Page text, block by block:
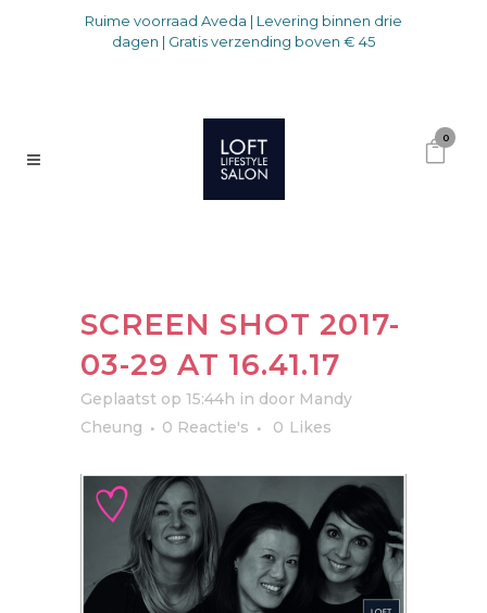
Ruime voorraad Aveda | Levering binnen drie
dagen | Gratis verzending boven € 45
0
SCREEN SHOT 2017-
03-29 AT 16.41.17
Geplaatst op 15:44h in door Mandy
Cheung
0 Reactie's 0 Likes